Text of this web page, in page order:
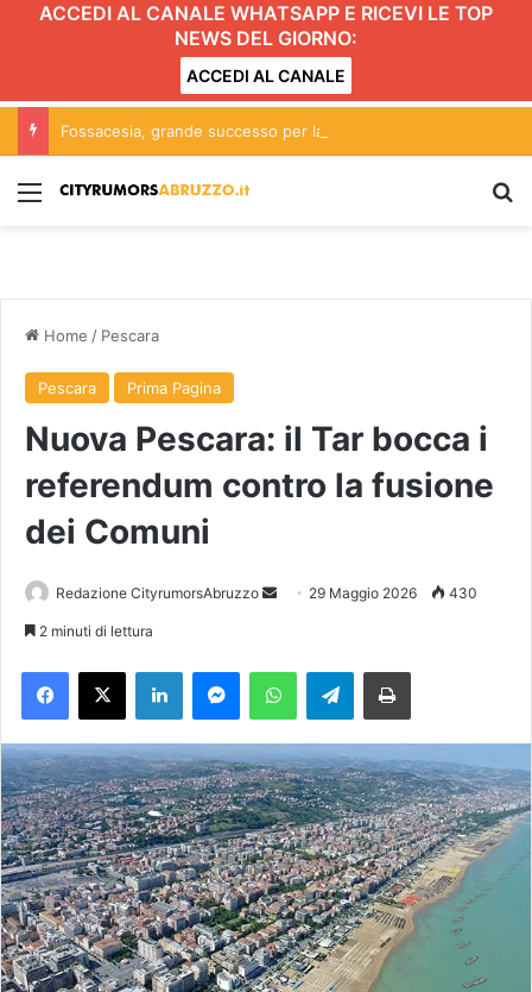
ACCEDI AL CANALE WHATSAPP E RICEVI LE TOP
NEWS DEL GIORNO:
ACCEDI AL CANALE
Menu
Home / Pescara
Pescara Prima Pagina
Nuova Pescara: il Tar bocca i
referendum contro la fusione
dei Comuni
Redazione CityrumorsAbruzzo
a
n
'
e
m
a
i
l
29 Maggio 2026 430
2 minuti di lettura
Telegram